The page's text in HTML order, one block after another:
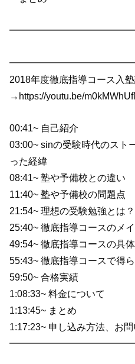
2018年度徹底指導コース入
→https://youtu.be/
00:41~ 自己紹介
03:00~ sinの受験時代のスト
った経緯
08:41~ 塾や予備校との違い
11:40~ 塾や予備校の問題点
21:54~ 理想の受験勉強とは？
25:40~ 徹底指導コースのメ
49:54~ 徹底指導コースの具
55:43~ 徹底指導コースで得
59:50~ 合格実績
1:08:33~ 料金について
1:13:45~ まとめ
1:17:23~ 申し込み方法、お